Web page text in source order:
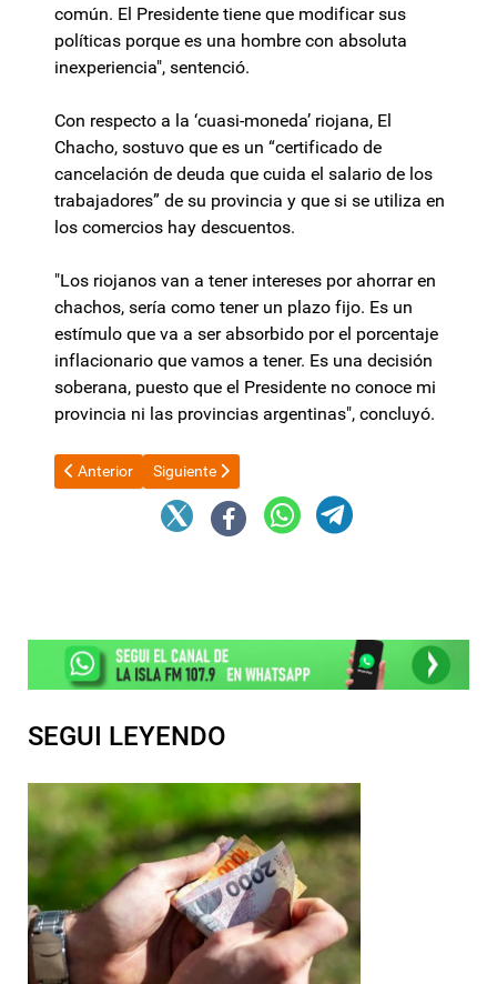
común. El Presidente tiene que modificar sus
políticas porque es una hombre con absoluta
inexperiencia", sentenció.
Con respecto a la ‘cuasi-moneda’ riojana, El
Chacho, sostuvo que es un “certificado de
cancelación de deuda que cuida el salario de los
trabajadores” de su provincia y que si se utiliza en
los comercios hay descuentos.
"Los riojanos van a tener intereses por ahorrar en
chachos, sería como tener un plazo fijo. Es un
estímulo que va a ser absorbido por el porcentaje
inflacionario que vamos a tener. Es una decisión
soberana, puesto que el Presidente no conoce mi
provincia ni las provincias argentinas", concluyó.
Artículo anterior: En qué consiste el proyecto de ley para
Anterior Artículo siguiente: Manuel Adorni llamó
Siguiente
SEGUI LEYENDO